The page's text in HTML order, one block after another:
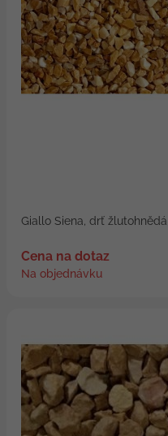
Giallo Siena, drť
Cena na dotaz
Na objednávku